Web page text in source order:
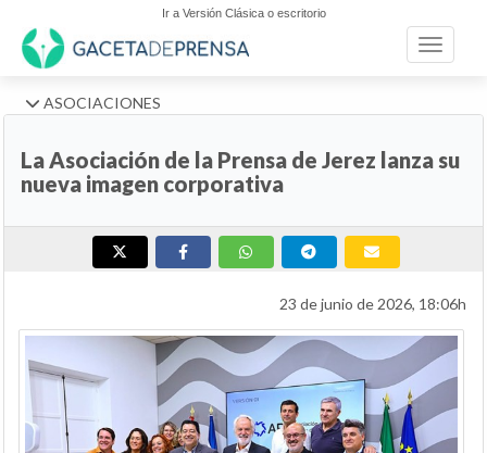
Ir a Versión Clásica o escritorio
Toggle
ASOCIACIONES
La Asociación de la Prensa de Jerez lanza su
nueva imagen corporativa
23 de junio de 2026, 18:06h